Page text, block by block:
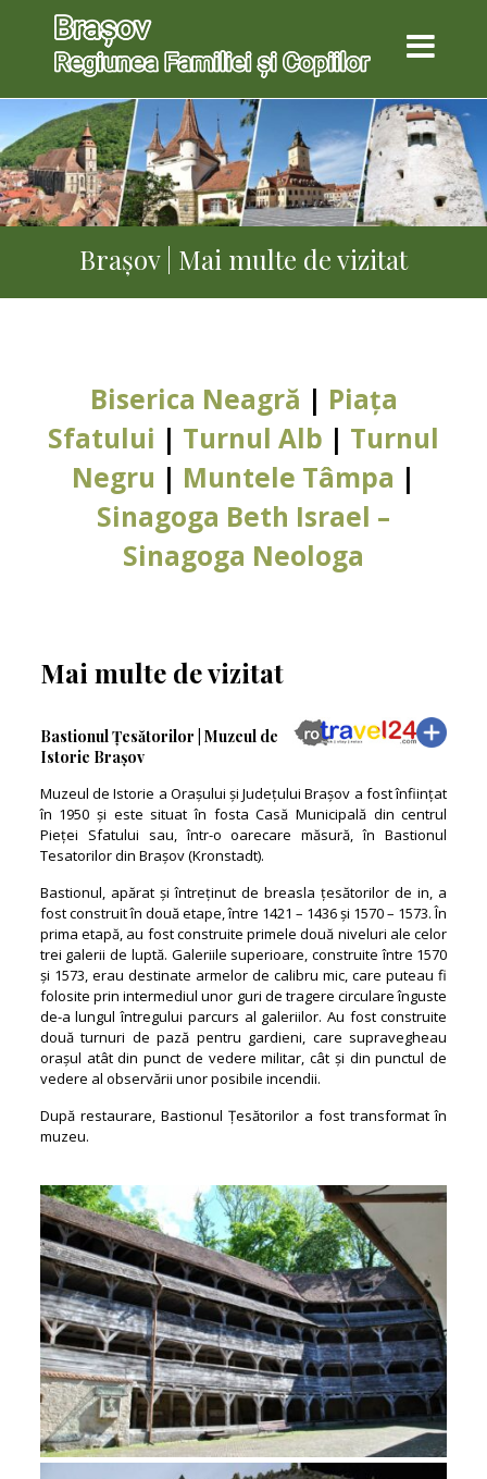
Brașov | Mai multe de vizitat
Biserica Neagră | Piața
Sfatului | Turnul Alb | Turnul
Negru | Muntele Tâmpa |
Sinagoga Beth Israel –
Sinagoga Neologa
Mai multe de vizitat
Bastionul Țesătorilor | Muzeul de
Istorie Brașov
Muzeul de Istorie a Orașului și Județului Brașov a fost înființat
în 1950 și este situat în fosta Casă Municipală din centrul
Pieței Sfatului sau, într-o oarecare măsură, în Bastionul
Tesatorilor din Brașov (Kronstadt).
Bastionul, apărat și întreținut de breasla țesătorilor de in, a
fost construit în două etape, între 1421 – 1436 și 1570 – 1573. În
prima etapă, au fost construite primele două niveluri ale celor
trei galerii de luptă. Galeriile superioare, construite între 1570
și 1573, erau destinate armelor de calibru mic, care puteau fi
folosite prin intermediul unor guri de tragere circulare înguste
de-a lungul întregului parcurs al galeriilor. Au fost construite
două turnuri de pază pentru gardieni, care supravegheau
orașul atât din punct de vedere militar, cât și din punctul de
vedere al observării unor posibile incendii.
După restaurare, Bastionul Țesătorilor a fost transformat în
muzeu.